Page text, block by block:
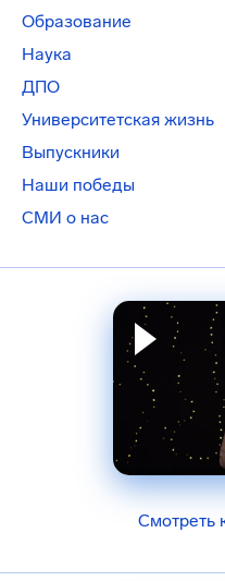
Образование
Наука
ДПО
Университетская жизнь
Выпускники
Наши победы
СМИ о нас